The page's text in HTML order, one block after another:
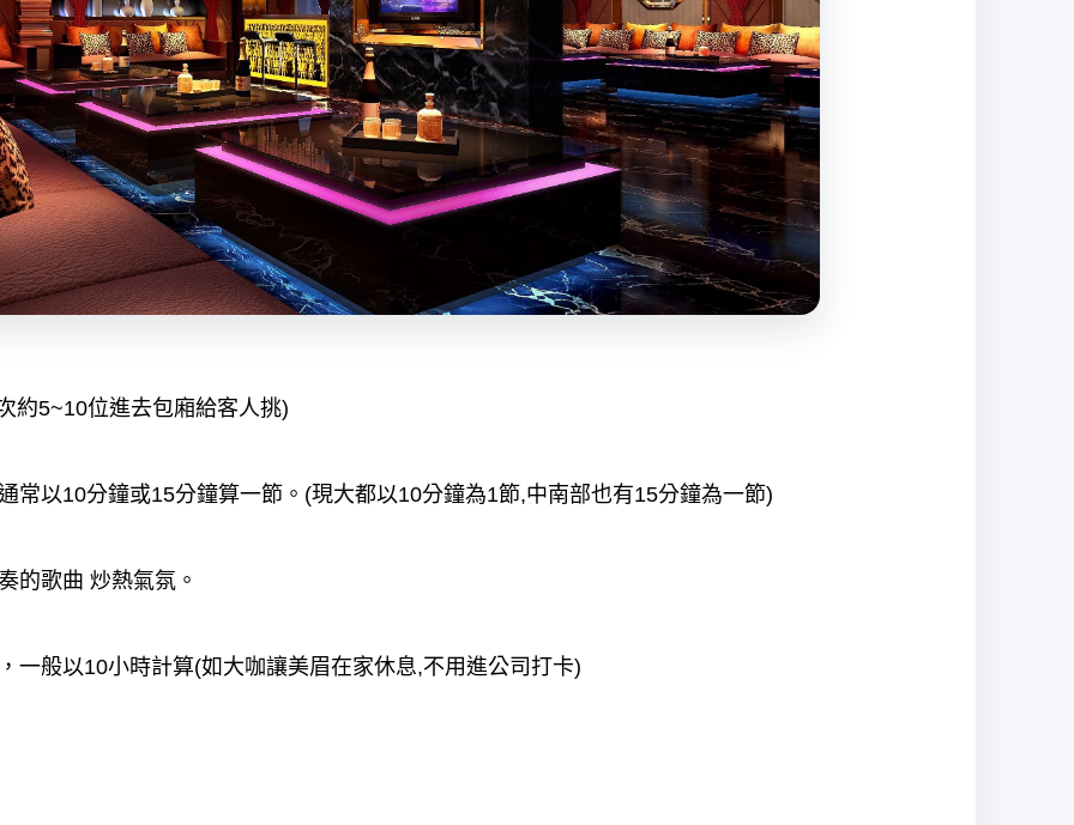
約5~10位進去包廂給客人挑)
常以10分鐘或15分鐘算一節。 (現大都以10分鐘為1節,中南部也有15分鐘為一節)
的歌曲 炒熱氣氛。
一般以10小時計算(如大咖讓美眉在家休息,不用進公司打卡)